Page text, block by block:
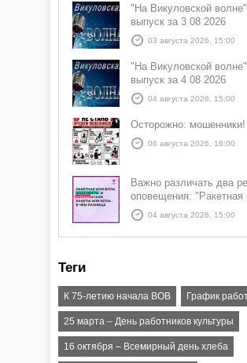
"На Викуловской волне"
выпуск за 3 08 2026
03 августа 2026, 15:00
"На Викуловской волне"
выпуск за 4 08 2026
04 августа 2026, 15:00
Осторожно: мошенники!
06 августа 2026, 16:00
Важно различать два
оповещения: "Ракетная
БПЛА опасность" и
атаки ракеты или БПЛА"
04 августа 2026, 15:00
Теги
К 75-летию начала ВОВ График
25 марта – День работников культуры
16 октября – Всемирный день хлеба